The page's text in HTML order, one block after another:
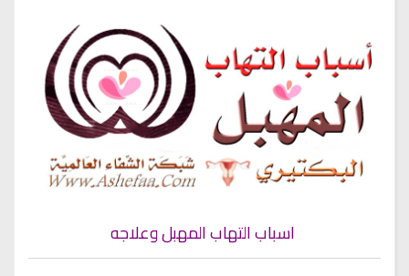
اسباب التهاب المهبل وعلاجه